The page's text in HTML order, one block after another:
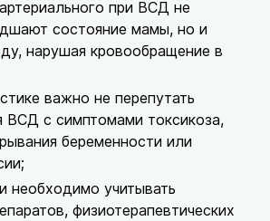
при ВСД не
состояние мамы, но и
нарушая кровообращение в
важно не перепутать
ВСД с симптомами токсикоза,
беременности или
необходимо учитывать
физиотерапевтических